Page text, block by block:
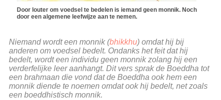
Door louter om voedsel te bedelen is iemand geen monnik. Noch
door een algemene leefwijze aan te nemen.
Niemand wordt een monnik (bhikkhu) omdat hij bij
anderen om voedsel bedelt. Ondanks het feit dat hij
bedelt, wordt een individu geen monnik zolang hij een
verderfelijke leer aanhangt. Dit vers sprak de Boeddha tot
een brahmaan die vond dat de Boeddha ook hem een
monnik diende te noemen omdat ook hij bedelt, net zoals
een boeddhistisch monnik.